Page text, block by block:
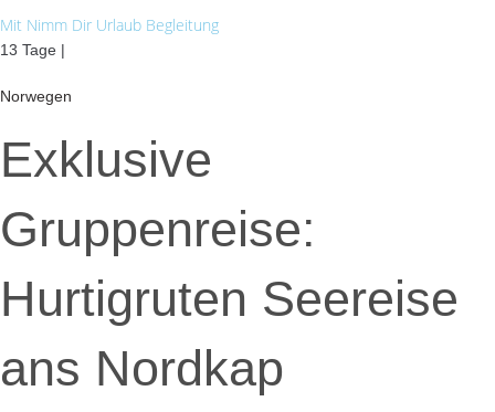
Mit Nimm Dir Urlaub Begleitung
13 Tage |
Norwegen
Exklusive
Gruppenreise:
Hurtigruten Seereise
ans Nordkap